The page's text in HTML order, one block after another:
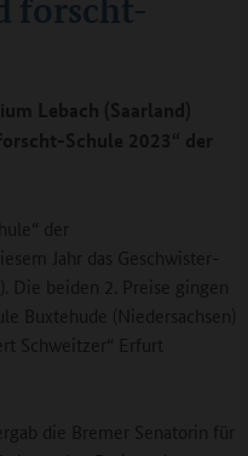
Lebach (Saarland)
Schule 2023“ der
der
Jahr das Geschwister-
Die beiden 2. Preise gingen
Buxtehude (Niedersachsen)
Schweitzer“ Erfurt
die Bremer Senatorin für